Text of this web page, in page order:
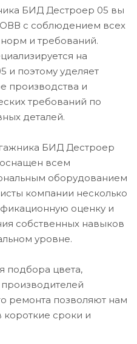
БИД Дестроер 05 вы
с соблюдением всех
и требований.
на
и поэтому уделяет
производства и
требований по
деталей.
БИД Дестроер
всем
оборудованием
компании несколько
оценку и
собственных навыков
уровне.
подбора цвета,
ремонта позволяют нам
сроки и